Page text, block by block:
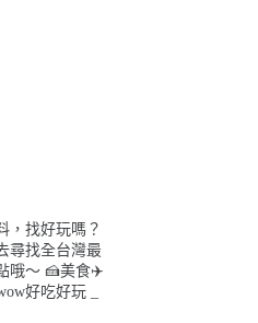
，找好玩嗎？
尋找全台灣最
哦～ 🍰美食✈️
好吃好玩